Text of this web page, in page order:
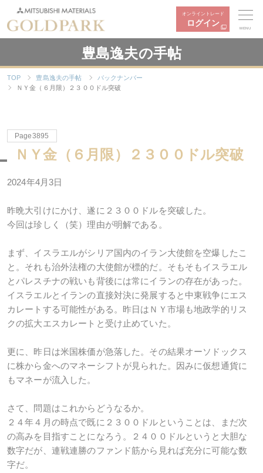
オンライントレード
ログイン
MENU
豊島逸夫の手帖
TOP 豊島逸夫の手帖
バックナンバー
ＮＹ金（６月限）２３００ドル突破
Page3895
ＮＹ金（６月限）２３００ドル突破
2024年4月3日
昨晩大引けにかけ、遂に２３００ドルを突破した。
今回は珍しく（笑）理由が明解である。
まず、イスラエルがシリア国内のイラン大使館を空爆したこ
と。それも治外法権の大使館が標的だ。そもそもイスラエル
とパレスチナの戦いも背後には常にイランの存在があった。
イスラエルとイランの直接対決に発展すると中東戦争にエス
カレートする可能性がある。昨日はＮＹ市場も地政学的リス
クの拡大エスカレートと受け止めていた。
更に、昨日は米国株価が急落した。その結果オーソドックス
に株から金へのマネーシフトが見られた。因みに仮想通貨に
もマネーが流入した。
さて、問題はこれからどうなるか。
２４年４月の時点で既に２３００ドルということは、まだ次
の高みを目指すことになろう。２４００ドルというと大胆な
数字だが、連戦連勝のファンド筋から見れば充分に可能な数
字だ。